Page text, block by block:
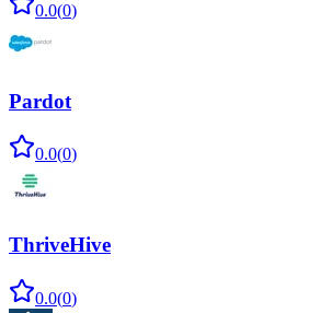
0.0(0)
Pardot
0.0(0)
ThriveHive
0.0(0)